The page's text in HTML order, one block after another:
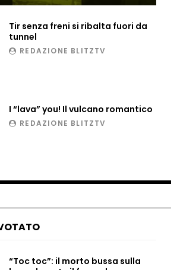
russi
sul passaggio a livello:
divertimenti, attrazione cede
a Petén
sotto zero: fiumi congelati e navi
a Mosca
Tir senza freni si ribalta fuori da
tunnel
REDAZIONE BLITZTV
I “lava” you! Il vulcano romantico
REDAZIONE BLITZTV
“Toc toc”: il morto bussa sulla